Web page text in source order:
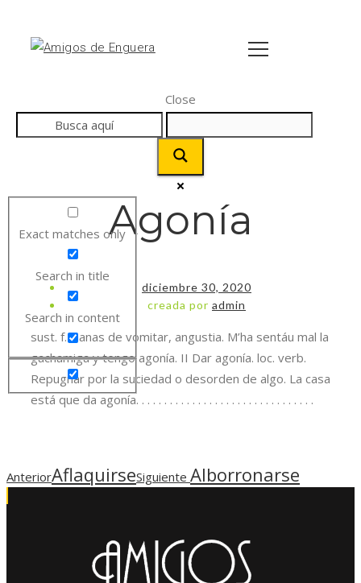
Close
Exact matches only
Search in title
Search in content
Agonía
diciembre 30, 2020
creada por admin
sust. f. Ganas de vomitar, angustia. M’ha sentáu mal la
gachamiga y tengo agonía. II Dar agonía. loc. verb.
Repugnar por la suciedad o desorden de algo. La casa
está que da agonía. . . . . . . . . . . . . . . . . . . . . . . . . . . . . . . .
AnteriorAflaquirseSiguiente Alborronarse